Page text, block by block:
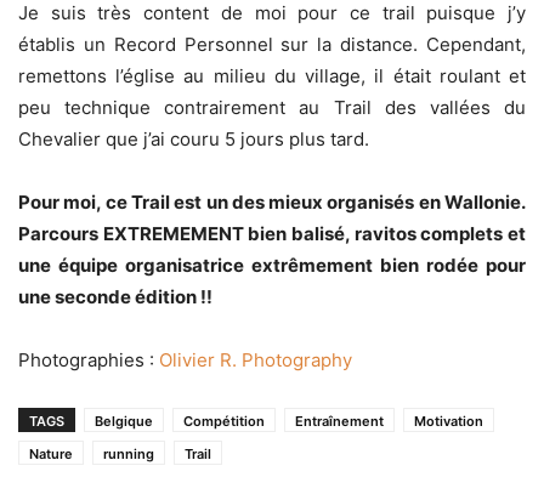
Je suis très content de moi pour ce trail puisque j’y
établis un Record Personnel sur la distance. Cependant,
remettons l’église au milieu du village, il était roulant et
peu technique contrairement au Trail des vallées du
Chevalier que j’ai couru 5 jours plus tard.
Pour moi, ce Trail est un des mieux organisés en Wallonie.
Parcours EXTREMEMENT bien balisé, ravitos complets et
une équipe organisatrice extrêmement bien rodée pour
une seconde édition !!
Photographies : Olivier R. Photography
TAGS Belgique Compétition Entraînement
Motivation
Nature
running Trail